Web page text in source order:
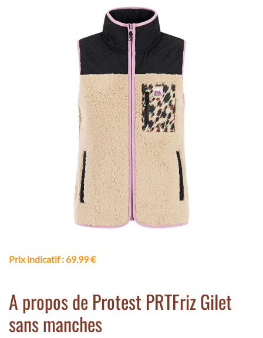
Prix indicatif: 69.99 €
A propos de Protest PRTFriz Gilet
sans manches